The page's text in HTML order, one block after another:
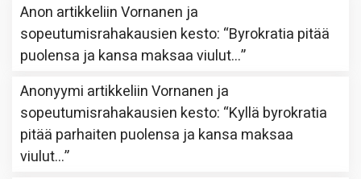
Anon artikkeliinVornanen ja
sopeutumisrahakausien kesto: “Byrokratia pitää
puolensa ja kansa maksaa viulut…”
Anonyymi artikkeliinVornanen ja
sopeutumisrahakausien kesto: “Kyllä byrokratia
pitää parhaiten puolensa ja kansa maksaa
viulut…”